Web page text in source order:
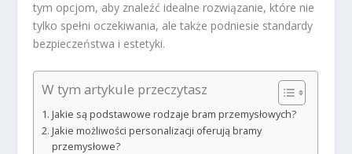
tym opcjom, aby znaleźć idealne rozwiązanie, które nie
tylko spełni oczekiwania, ale także podniesie standardy
bezpieczeństwa i estetyki.
W tym artykule przeczytasz
Jakie są podstawowe rodzaje bram przemysłowych?
Jakie możliwości personalizacji oferują bramy
przemysłowe?